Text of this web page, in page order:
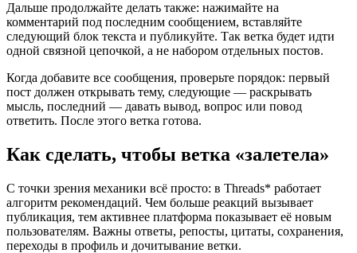
Дальше продолжайте делать также: нажимайте на
комментарий под последним сообщением, вставляйте
следующий блок текста и публикуйте. Так ветка будет идти
одной связной цепочкой, а не набором отдельных постов.
Когда добавите все сообщения, проверьте порядок: первый
пост должен открывать тему, следующие — раскрывать
мысль, последний — давать вывод, вопрос или повод
ответить. После этого ветка готова.
Как сделать, чтобы ветка «залетела»
С точки зрения механики всё просто: в Threads* работает
алгоритм рекомендаций. Чем больше реакций вызывает
публикация, тем активнее платформа показывает её новым
пользователям. Важны ответы, репосты, цитаты, сохранения,
переходы в профиль и дочитывание ветки.